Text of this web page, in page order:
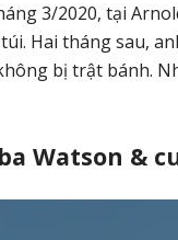
3/2020, tại
Hai tháng sau,
bị trật bánh.
Watson &